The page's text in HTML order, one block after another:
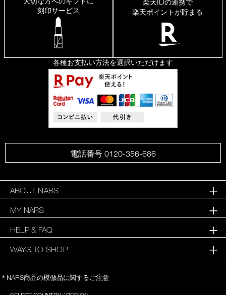
刻印サービス
楽天
の連携で
楽天ポイントが貯まる
各種お支払い方法を選択いただけます
電話番号 0120-356-686
ABOUT NARS
MY NARS
HELP & FAQ
WAYS TO SHOP
＊NARS商品の模倣品に関するご注意